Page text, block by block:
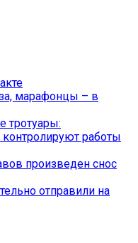
марафонцы – в
тротуары:
контролируют работы
произведен снос
отправили на